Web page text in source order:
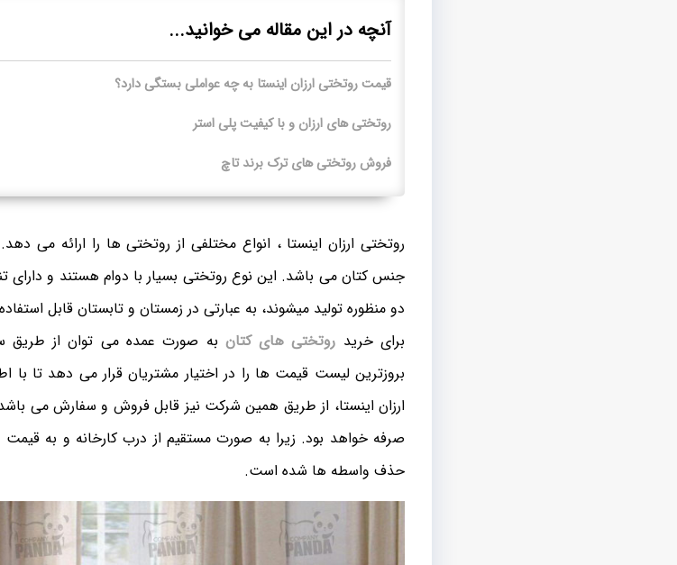
آنچه در این مقاله می خوانید...
قیمت روتختی ارزان اینستا به چه عواملی بستگی دارد؟
روتختی های ارزان و با کیفیت پلی استر
فروش روتختی های ترک برند تاچ
روتختی ارزان اینستا ، انواع مختلفی از روتختی ها را ارائه می
جنس کتان می باشد. این نوع روتختی بسیار با دوام هستند و
دو منظوره تولید میشوند، به عبارتی در زمستان و تابستان قابل
برای خرید روتختی های کتان به صورت عمده می توان از طریق
بروزترین لیست قیمت ها را در اختیار مشتریان قرار می دهد تا با
ارزان اینستا، از طریق همین شرکت نیز قابل فروش و سفارش می
صرفه خواهد بود. زیرا به صورت مستقیم از درب کارخانه و به
حذف واسطه ها شده است.